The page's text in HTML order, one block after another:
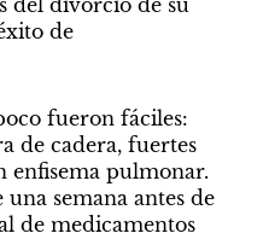
del divorcio de su
de
fueron fáciles:
de cadera, fuertes
enfisema pulmonar.
semana antes de
de medicamentos